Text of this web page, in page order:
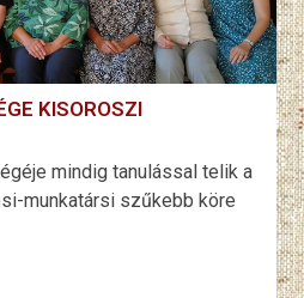
KISOROSZI
mindig tanulással telik a
munkatársi szűkebb köre